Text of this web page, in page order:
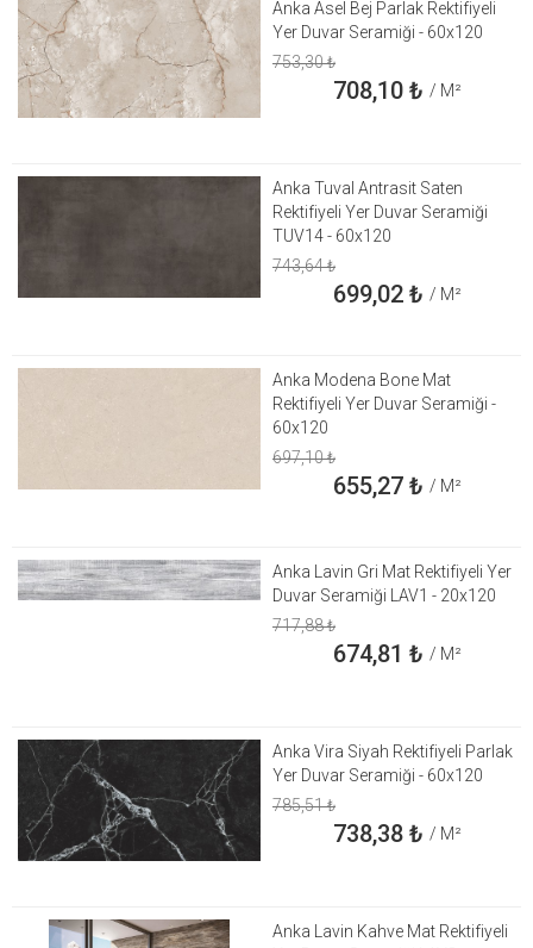
Anka Asel Bej Parlak Rektifiyeli
Yer Duvar Seramiği - 60x120
753,30₺
708,10₺ / M²
Anka Tuval Antrasit Saten
Rektifiyeli Yer Duvar Seramiği
TUV14 - 60x120
743,64₺
699,02₺ / M²
Anka Modena Bone Mat
Rektifiyeli Yer Duvar Seramiği -
60x120
697,10₺
655,27₺ / M²
Anka Lavin Gri Mat Rektifiyeli Yer
Duvar Seramiği LAV1 - 20x120
717,88₺
674,81 ₺ / M²
Anka Vira Siyah Rektifiyeli Parlak
Yer Duvar Seramiği - 60x120
785,51₺
738,38₺ / M²
Anka Lavin Kahve Mat Rektifiyeli